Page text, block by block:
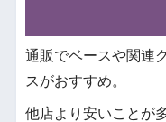
通販でベースや関連
スがおすすめ。
他店より安いことが